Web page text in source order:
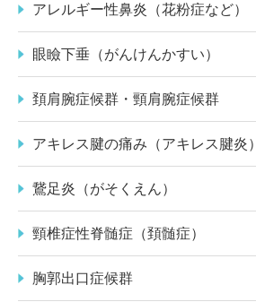
アレルギー性鼻炎（花粉症など）
眼瞼下垂（がんけんかすい）
頚肩腕症候群・頸肩腕症候群
アキレス腱の痛み（アキレス腱炎）
鵞足炎（がそくえん）
頸椎症性脊髄症（頚髄症）
胸郭出口症候群